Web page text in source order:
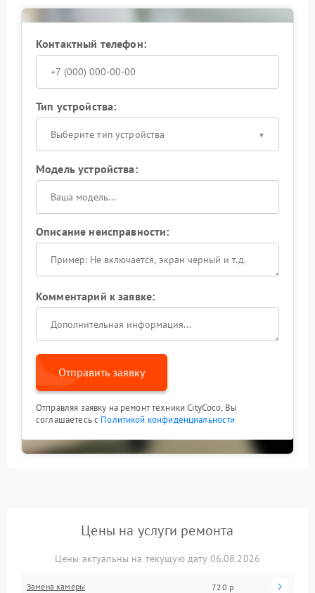
Контактный телефон:
Тип устройства:
Выберите тип устройства
Модель устройства:
Описание неисправности:
Комментарий к заявке:
Отправить заявку
Отправляя заявку на ремонт техники CityCoco, Вы
соглашаетесь с Политикой конфиденциальности
Цены на услуги ремонта
Цены актуальны на текущую дату 06.08.2026
Замена камеры 720 р